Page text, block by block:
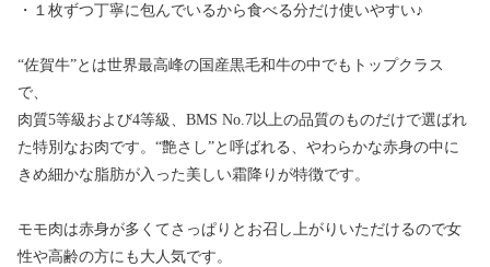
・１枚ずつ丁寧に包んでいるから食べる分だけ使いやすい♪
“佐賀牛”とは世界最高峰の国産黒毛和牛の中でもトップクラス
で、
肉質5等級および4等級、BMS No.7以上の品質のものだけで選ばれ
た特別なお肉です。“艶さし”と呼ばれる、やわらかな赤身の中に
きめ細かな脂肪が入った美しい霜降りが特徴です。
モモ肉は赤身が多くてさっぱりとお召し上がりいただけるので女
性や高齢の方にも大人気です。